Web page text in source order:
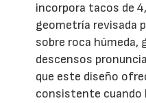
incorpora tacos de
geometría revisada
sobre roca húmeda,
descensos
que este diseño
consistente cuando